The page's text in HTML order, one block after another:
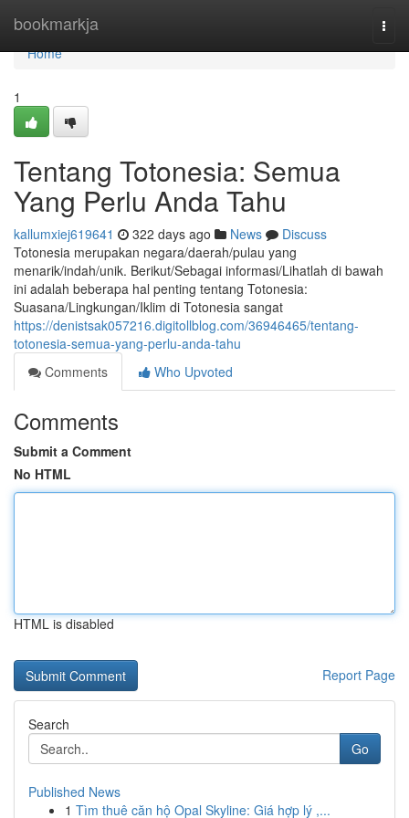
bookmarkja
Home
Home
1
Tentang Totonesia: Semua
Yang Perlu Anda Tahu
kallumxiej619641 322 days ago News
Discuss
Totonesia merupakan negara/daerah/pulau yang
menarik/indah/unik. Berikut/Sebagai informasi/Lihatlah di bawah
ini adalah beberapa hal penting tentang Totonesia:
Suasana/Lingkungan/Iklim di Totonesia sangat
https://denistsak057216.digitollblog.com/36946465/tentang-
totonesia-semua-yang-perlu-anda-tahu
Comments
Who Upvoted
Comments
Submit a Comment
No HTML
HTML is disabled
Report Page
Search
Go
Published News
1 Tìm thuê căn hộ Opal Skyline: Giá hợp lý ,...